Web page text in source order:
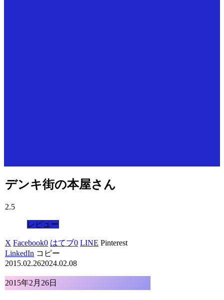
デンキ街の本屋さん
2.5
レビュー
X Facebook0 はてブ0 LINE Pinterest
LinkedIn コピー
2015.02.262024.02.08
2015年2月26日